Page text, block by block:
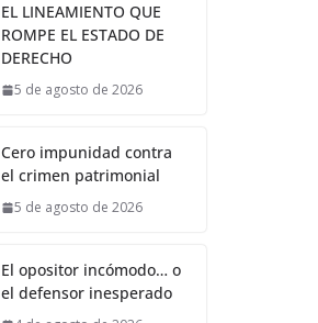
EL LINEAMIENTO QUE
ROMPE EL ESTADO DE
DERECHO
5 de agosto de 2026
Cero impunidad contra
el crimen patrimonial
5 de agosto de 2026
El opositor incómodo… o
el defensor inesperado